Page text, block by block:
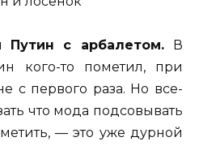
с арбалетом.
В
кого-то пометил, при
с первого раза. Но все-
что мода подсовывать
— это уже дурной